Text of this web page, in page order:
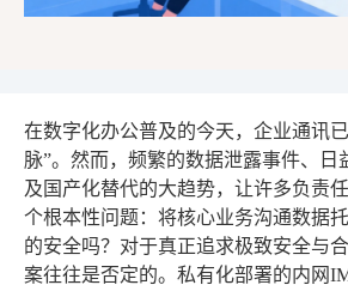
在数字化办公普及的今天，企业通讯
脉”。然而，频繁的数据泄露事件、日
及国产化替代的大趋势，让许多负责
个根本性问题：将核心业务沟通数据
的安全吗？对于真正追求极致安全与
案往往是否定的。私有化部署的内网